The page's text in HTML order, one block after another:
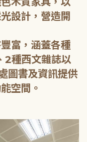
設計，營造開
富，涵蓋各種
2種西文雜誌以
圖書及資訊提供